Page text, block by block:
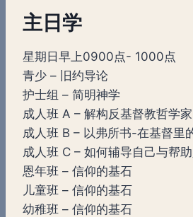
主日学
星期日早上0900点- 1000点
青少 – 旧约导论
护士组 – 简明神学
成人班 A – 解构反基督教哲学家
成人班 B – 以弗所书-在基督里
成人班 C – 如何辅导自己与帮助
恩年班 – 信仰的基石
儿童班 – 信仰的基石
幼稚班 – 信仰的基石